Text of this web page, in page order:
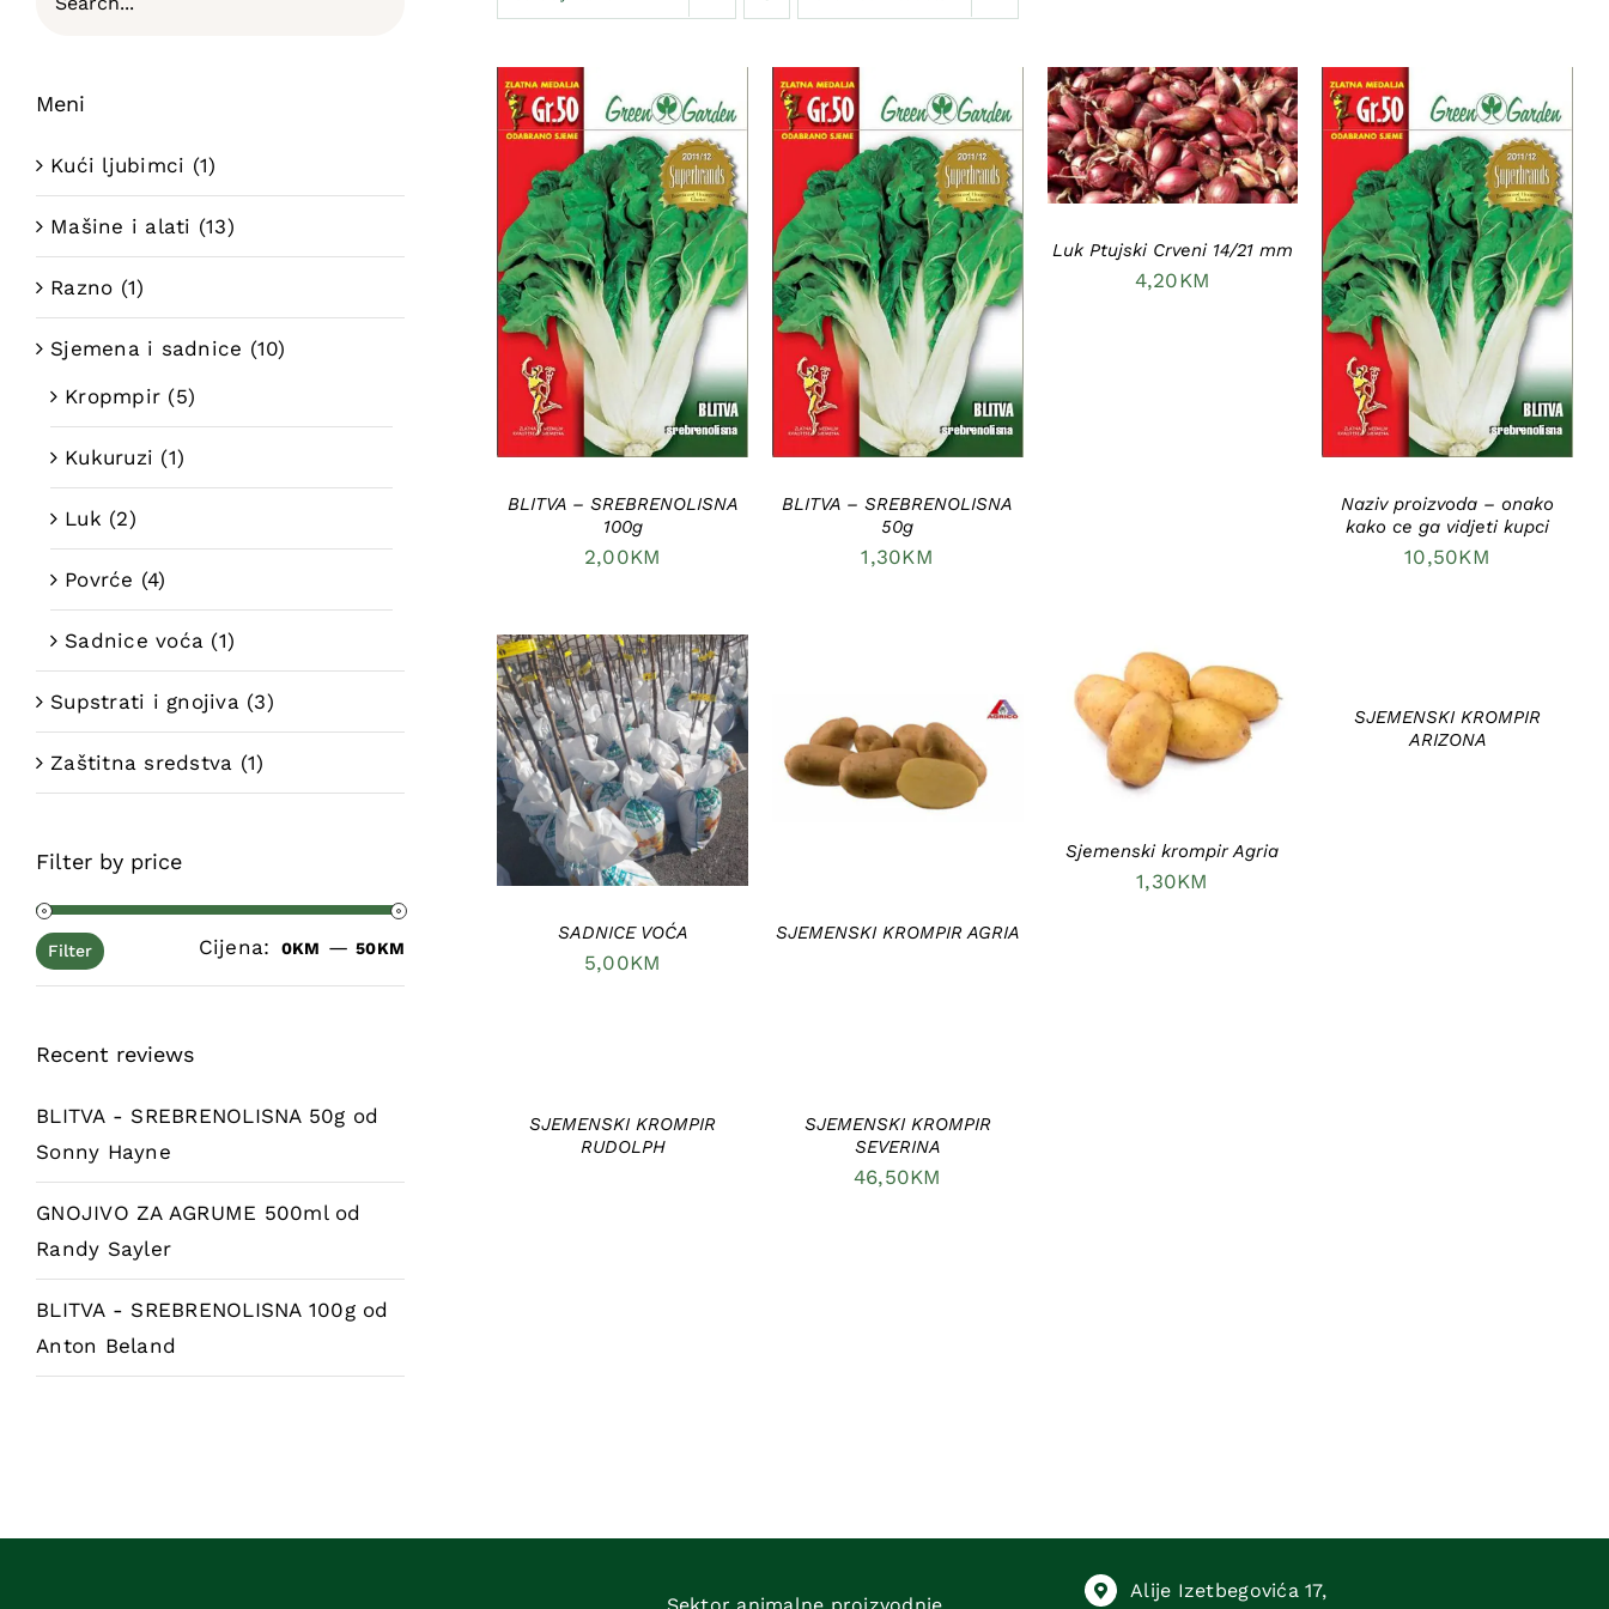
DODAJ U KORPU
/
DETAILS
BLITVA – SREBRENOLISNA
100g
2,00KM
DODAJ U KORPU
/
DETAILS
BLITVA – SREBRENOLISNA
50g
1,30KM
DODAJ U KORPU
/
DETAILS
Luk Ptujski Crveni 14/21 mm
4,20KM
DODAJ U KORPU
/
DETAILS
Naziv proizvoda – onako
kako ce ga vidjeti kupci
10,50KM
DODAJ U KORPU
/
DETAILS
SADNICE VOĆA
5,00KM
DETAILS
SJEMENSKI KROMPIR AGRIA
DODAJ U KORPU
/
DETAILS
Sjemenski krompir Agria
1,30KM
SJEMENSKI KROMPIR
ARIZONA
SJEMENSKI KROMPIR
RUDOLPH
DETAILS
SJEMENSKI KROMPIR
SEVERINA
46,50KM
Meni
Kući ljubimci (1)
Mašine i alati (13)
Razno (1)
Sjemena i sadnice (10)
Kropmpir (5)
Kukuruzi (1)
Luk (2)
Povrće (4)
Sadnice voća (1)
Supstrati i gnojiva (3)
Zaštitna sredstva (1)
Filter by price
cijena
cijena
Filter Cijena: 0KM —50KM
Recent reviews
BLITVA - SREBRENOLISNA 50g od
Sonny Hayne
GNOJIVO ZA AGRUME 500ml od
Randy Sayler
BLITVA - SREBRENOLISNA 100g od
Anton Beland
Sektor animalne proizvodnje
Alije Izetbegovića 17,